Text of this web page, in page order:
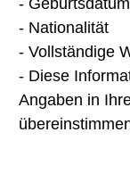
- Nationalität
- Vollständige
- Diese
Angaben in